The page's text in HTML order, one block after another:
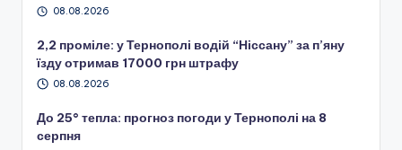
08.08.2026
2,2 проміле: у Тернополі водій “Ніссану” за п’яну
їзду отримав 17000 грн штрафу
08.08.2026
До 25° тепла: прогноз погоди у Тернополі на 8
серпня